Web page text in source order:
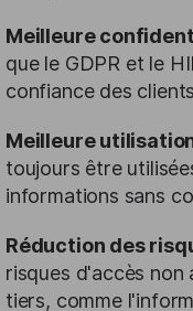
Meilleure
que le GDPR et le
confiance des
Meilleure
toujours être
informations sans
Réduction des
risques d'accès
tiers, comme